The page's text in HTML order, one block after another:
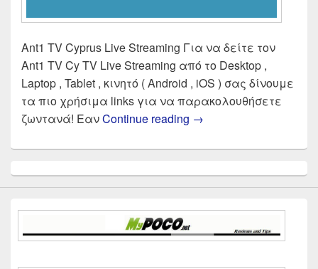
Ant1 TV Cyprus Live Streaming Για να δείτε τον
Ant1 TV Cy TV Live Streaming από το Desktop ,
Laptop , Tablet , κινητό ( Android , iOS ) σας δίνουμε
τα πιο χρήσιμα links για να παρακολουθήσετε
ζωντανά! ΕανContinue reading ANT1 TV CYPRUS
→
Sidebar
Widget